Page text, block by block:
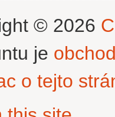
© 2026
je
o tejto